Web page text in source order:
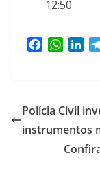
12:50
b
o
o
W
s
A
p
p
e
d
I
n
Polícia Civil
instrumentos